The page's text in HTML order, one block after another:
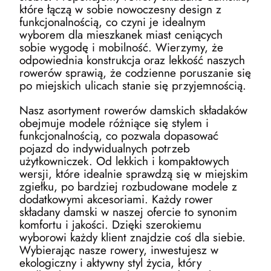
które łączą w sobie nowoczesny design z
funkcjonalnością, co czyni je idealnym
wyborem dla mieszkanek miast ceniących
sobie wygodę i mobilność. Wierzymy, że
odpowiednia konstrukcja oraz lekkość naszych
rowerów sprawią, że codzienne poruszanie się
po miejskich ulicach stanie się przyjemnością.
Nasz asortyment rowerów damskich składaków
obejmuje modele różniące się stylem i
funkcjonalnością, co pozwala dopasować
pojazd do indywidualnych potrzeb
użytkowniczek. Od lekkich i kompaktowych
wersji, które idealnie sprawdzą się w miejskim
zgiełku, po bardziej rozbudowane modele z
dodatkowymi akcesoriami. Każdy rower
składany damski w naszej ofercie to synonim
komfortu i jakości. Dzięki szerokiemu
wyborowi każdy klient znajdzie coś dla siebie.
Wybierając nasze rowery, inwestujesz w
ekologiczny i aktywny styl życia, który